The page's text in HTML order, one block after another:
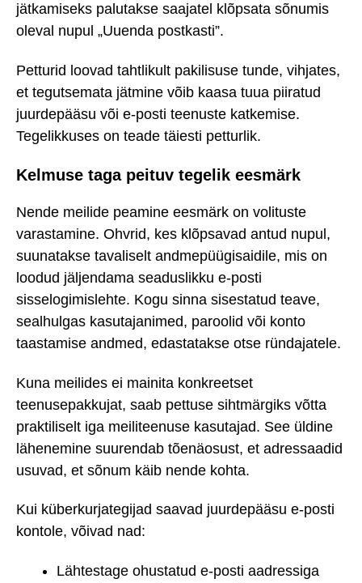
jätkamiseks palutakse saajatel klõpsata sõnumis
oleval nupul „Uuenda postkasti”.
Petturid loovad tahtlikult pakilisuse tunde, vihjates,
et tegutsemata jätmine võib kaasa tuua piiratud
juurdepääsu või e-posti teenuste katkemise.
Tegelikkuses on teade täiesti petturlik.
Kelmuse taga peituv tegelik eesmärk
Nende meilide peamine eesmärk on volituste
varastamine. Ohvrid, kes klõpsavad antud nupul,
suunatakse tavaliselt andmepüügisaidile, mis on
loodud jäljendama seaduslikku e-posti
sisselogimislehte. Kogu sinna sisestatud teave,
sealhulgas kasutajanimed, paroolid või konto
taastamise andmed, edastatakse otse ründajatele.
Kuna meilides ei mainita konkreetset
teenusepakkujat, saab pettuse sihtmärgiks võtta
praktiliselt iga meiliteenuse kasutajad. See üldine
lähenemine suurendab tõenäosust, et adressaadid
usuvad, et sõnum käib nende kohta.
Kui küberkurjategijad saavad juurdepääsu e-posti
kontole, võivad nad:
Lähtestage ohustatud e-posti aadressiga